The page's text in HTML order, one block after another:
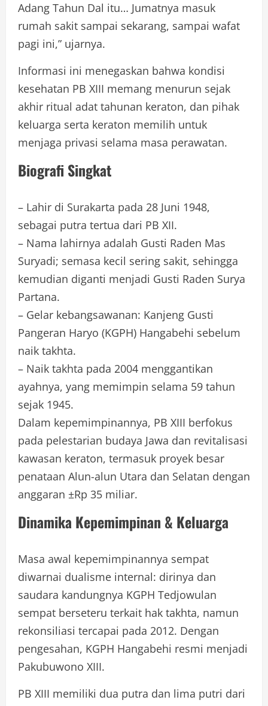
Adang Tahun Dal itu… Jumatnya masuk
rumah sakit sampai sekarang, sampai wafat
pagi ini,” ujarnya.
Informasi ini menegaskan bahwa kondisi
kesehatan PB XIII memang menurun sejak
akhir ritual adat tahunan keraton, dan pihak
keluarga serta keraton memilih untuk
menjaga privasi selama masa perawatan.
Biografi Singkat
– Lahir di Surakarta pada 28 Juni 1948,
sebagai putra tertua dari PB XII.
– Nama lahirnya adalah Gusti Raden Mas
Suryadi; semasa kecil sering sakit, sehingga
kemudian diganti menjadi Gusti Raden Surya
Partana.
– Gelar kebangsawanan: Kanjeng Gusti
Pangeran Haryo (KGPH) Hangabehi sebelum
naik takhta.
– Naik takhta pada 2004 menggantikan
ayahnya, yang memimpin selama 59 tahun
sejak 1945.
Dalam kepemimpinannya, PB XIII berfokus
pada pelestarian budaya Jawa dan revitalisasi
kawasan keraton, termasuk proyek besar
penataan Alun-alun Utara dan Selatan dengan
anggaran ±Rp 35 miliar.
Dinamika Kepemimpinan & Keluarga
Masa awal kepemimpinannya sempat
diwarnai dualisme internal: dirinya dan
saudara kandungnya KGPH Tedjowulan
sempat berseteru terkait hak takhta, namun
rekonsiliasi tercapai pada 2012. Dengan
pengesahan, KGPH Hangabehi resmi menjadi
Pakubuwono XIII.
PB XIII memiliki dua putra dan lima putri dari